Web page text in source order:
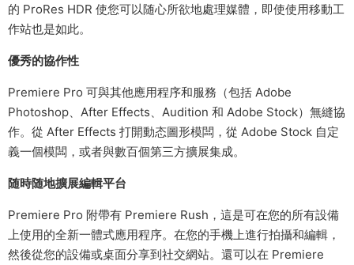
的 ProRes HDR 使您可以随心所欲地處理媒體，即使使用移動工
作站也是如此。
優秀的協作性
Premiere Pro 可與其他應用程序和服務（包括 Adobe
Photoshop、After Effects、Audition 和 Adobe Stock）無縫協
作。從 After Effects 打開動态圖形模闆，從 Adobe Stock 自定
義一個模闆，或者與數百個第三方擴展集成。
随時随地擴展編輯平台
Premiere Pro 附帶有 Premiere Rush，這是可在您的所有設備
上使用的全新一體式應用程序。在您的手機上進行拍攝和編輯，
然後從您的設備或桌面分享到社交網站。還可以在 Premiere